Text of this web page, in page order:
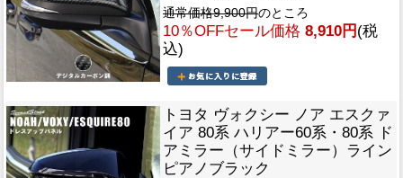
通常価格9,900円のところ
10％OFFセール価格 8,910円 (税
込)
トヨタ ヴォクシー ノア エスクァ
イア 80系 ハリアー60系・80系 ド
アミラー（サイドミラー）ライン
ピアノブラック